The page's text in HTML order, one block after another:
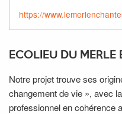
https://
ECOLIEU DU MERLE
Notre projet trouve ses
changement de vie », avec
professionnel en cohérence